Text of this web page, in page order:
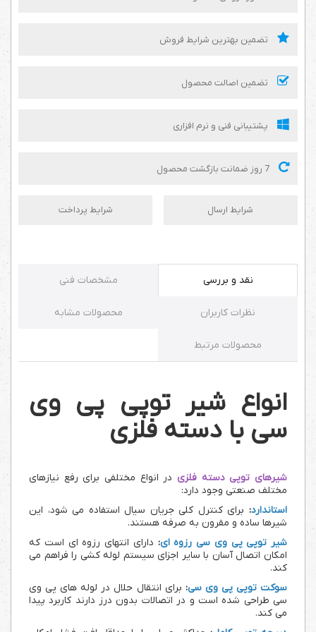
تضمین بهترین شرایط فروش
تضمین اصالت محصول
پشتیبانی فنی و نرم افزاری
شرایط ارسال شرایط پرداخت
نقد و بررسی مشخصات فنی
نظرات کاربران محصولات مشابه
محصولات مرتبط
انواع شیر توپی پی وی
سی با دسته فلزی
شیرهای توپی دسته فلزی در انواع مختلفی برای رفع نیازهای
مختلف صنعتی وجود دارد:
استاندارد: برای کنترل کلی جریان سیال استفاده می شود، این
شیرها ساده و مقرون به صرفه هستند.
شیر توپی پی وی سی رزوه ای: دارای انتهای رزوه ای است که
امکان اتصال آسان با سایر اجزای سیستم لوله کشی را فراهم می
کند.
سوکت توپی پی وی سی: برای انتقال حلال در لوله های پی وی
سی طراحی شده است و در اتصالات بدون درز دارند کاربرد پیدا
می کند.